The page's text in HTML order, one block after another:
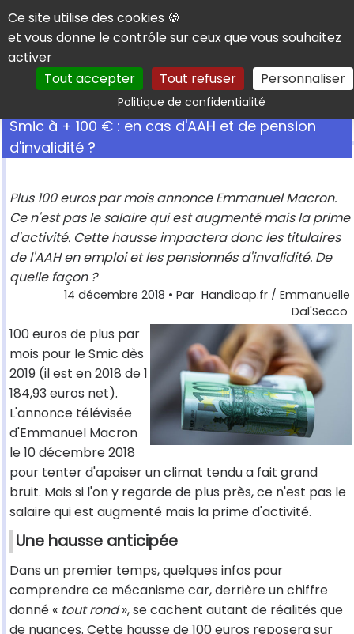
Panneau de gestion des cookies
Ce site utilise des cookies 🍪
et vous donne le contrôle sur ceux que vous souhaitez
activer
Tout accepter
Tout refuser Personnaliser
Politique de confidentialitéRechercher
Smic à + 100 € : en cas d'AAH et de pension
d'invalidité ?
Plus 100 euros par mois annonce Emmanuel Macron.
Ce n'est pas le salaire qui est augmenté mais la prime
d'activité. Cette hausse impactera donc les titulaires
de l'AAH en emploi et les pensionnés d'invalidité. De
quelle façon ?
14 décembre 2018 • Par Handicap.fr / Emmanuelle
Dal'Secco
100 euros de plus par
mois pour le Smic dès
2019 (il est en 2018 de 1
184,93 euros net).
L'annonce télévisée
d'Emmanuel Macron
le 10 décembre 2018
pour tenter d'apaiser un climat tendu a fait grand
bruit. Mais si l'on y regarde de plus près, ce n'est pas le
salaire qui est augmenté mais la prime d'activité.
Une hausse anticipée
Dans un premier temps, quelques infos pour
comprendre ce mécanisme car, derrière un chiffre
donné « tout rond», se cachent autant de réalités que
de nuances. Cette hausse de 100 euros reposera sur